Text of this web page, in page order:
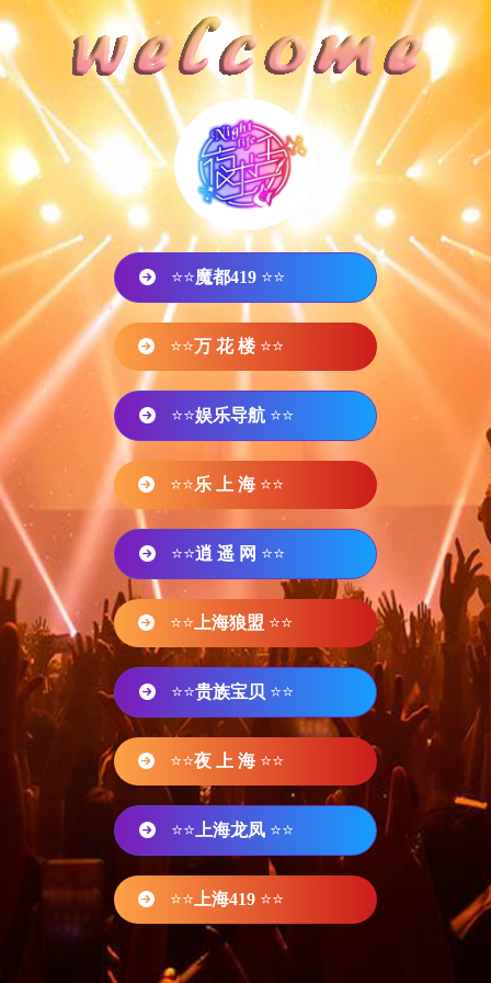
⭐⭐魔都419 ⭐⭐
⭐⭐万 花 楼 ⭐⭐
⭐⭐娱乐导航 ⭐⭐
⭐⭐乐 上 海 ⭐⭐
⭐⭐逍 遥 网 ⭐⭐
⭐⭐ 上海狼盟 ⭐⭐
⭐⭐贵族宝贝 ⭐⭐
⭐⭐夜 上 海 ⭐⭐
⭐⭐ 上海龙凤 ⭐⭐
⭐⭐ 上海419 ⭐⭐